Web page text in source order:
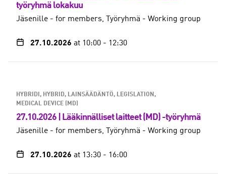
työryhmä lokakuu
Jäsenille - for members Työryhmä - Working group
27.10.2026 at 10:00 - 12:30
HYBRIDI, HYBRID
LAINSÄÄDÄNTÖ, LEGISLATION
MEDICAL DEVICE (MD)
27.10.2026 | Lääkinnälliset laitteet (MD) -työryhmä
Jäsenille - for members Työryhmä - Working group
27.10.2026 at 13:30 - 16:00